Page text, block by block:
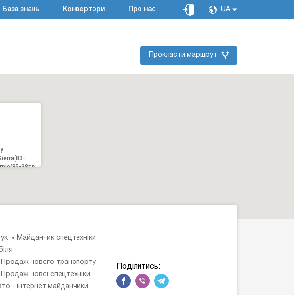
База знань Конвертори Про нас UA
Прокласти маршрут
98г.в.),
Майданчик спецтехніки
Продаж нового транспорту
Продаж нової спецтехніки
- інтернет майданчики
Поділитись: